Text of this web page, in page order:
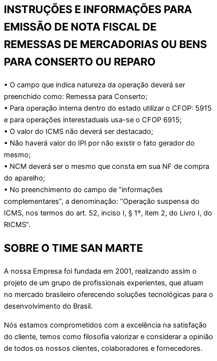
INSTRUÇÕES E INFORMAÇÕES PARA
EMISSÃO DE NOTA FISCAL DE
REMESSAS DE MERCADORIAS OU BENS
PARA CONSERTO OU REPARO
• O campo que indica natureza da operação deverá ser
preenchido como: Remessa para Conserto;
• Para operação interna dentro do estado utilizar o CFOP: 5915
e para operações interestaduais usa-se o CFOP 6915;
• O valor do ICMS não deverá ser destacado;
• Não haverá valor do IPI por não existir o fato gerador do
mesmo;
• NCM deverá ser o mesmo que consta em sua NF de compra
do aparelho;
• No preenchimento do campo de “informações
complementares”, a denominação: “Operação suspensa do
ICMS, nos termos do art. 52, inciso I, § 1º, item 2, do Livro I, do
RICMS”.
SOBRE O TIME SAN MARTE
A nossa Empresa foi fundada em 2001, realizando assim o
projeto de um grupo de profissionais experientes, que atuam
no mercado brasileiro oferecendo soluções tecnológicas para o
desenvolvimento do Brasil.
Nós estamos comprometidos com a excelência na satisfação
do cliente, temos como filosofia valorizar e considerar a opinião
de todos os nossos clientes, colaboradores e fornecedores.